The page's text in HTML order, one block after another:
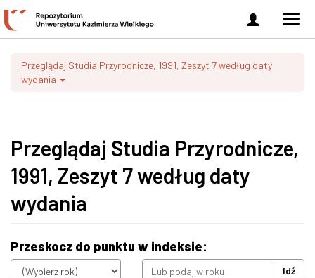
Zaloguj
się
Przeglądaj Studia Przyrodnicze, 1991, Zeszyt 7 według daty
wydania
Przeglądaj Studia Przyrodnicze,
1991, Zeszyt 7 według daty
wydania
Przeskocz do punktu w indeksie:
Idź